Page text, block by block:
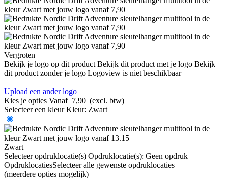
Vergroten
Bekijk je logo op dit product Bekijk dit product met je logo Bekijk
dit product zonder je logo Logoview is niet beschikbaar
Upload een ander logo
Kies je opties Vanaf 7,90 (excl. btw)
Selecteer een kleur Kleur: Zwart
Zwart
Selecteer opdruklocatie(s) Opdruklocatie(s): Geen opdruk
OpdruklocatiesSelecteer alle gewenste opdruklocaties
(meerdere opties mogelijk)